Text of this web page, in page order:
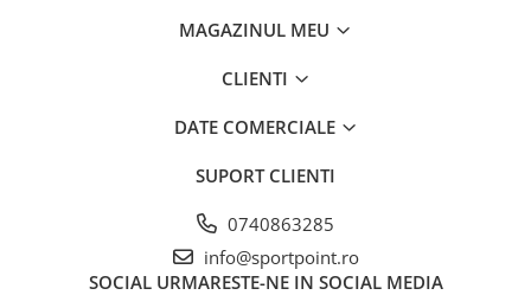
MAGAZINUL MEU
CLIENTI
DATE COMERCIALE
SUPORT CLIENTI
0740863285
info@sportpoint.ro
SOCIAL URMARESTE-NE IN SOCIAL MEDIA